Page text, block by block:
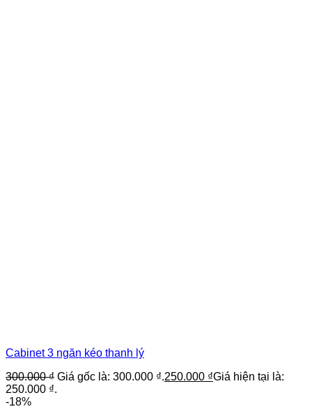
Cabinet 3 ngăn kéo thanh lý
300.000₫ Giá gốc là: 300.000 ₫.250.000 ₫Giá hiện tại là:
250.000 ₫.
-18%